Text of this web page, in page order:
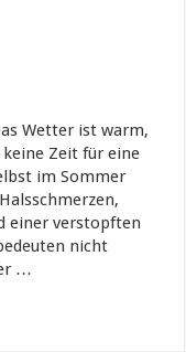
Wetter ist warm,
Zeit für eine
im Sommer
einer verstopften
nicht
…